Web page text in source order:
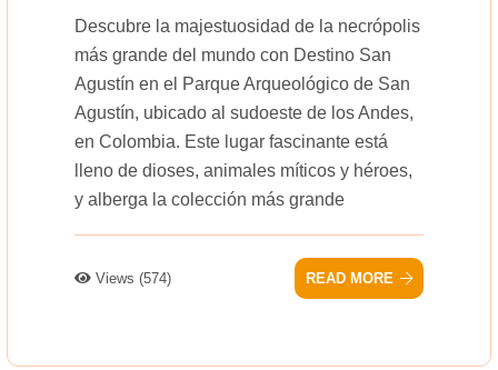
Descubre la majestuosidad de la necrópolis
más grande del mundo con Destino San
Agustín en el Parque Arqueológico de San
Agustín, ubicado al sudoeste de los Andes,
en Colombia. Este lugar fascinante está
lleno de dioses, animales míticos y héroes,
y alberga la colección más grande
Views (574) READ MORE